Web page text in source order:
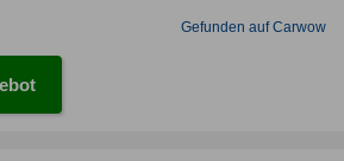
Gefunden auf Carwow